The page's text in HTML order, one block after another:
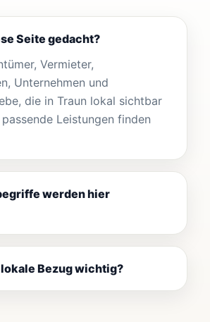
Seite gedacht?
Vermieter,
Unternehmen und
die in Traun lokal sichtbar
Leistungen finden
werden hier
Bezug wichtig?